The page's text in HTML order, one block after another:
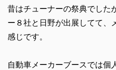
昔はチューナーの祭典でした
ー８社と日野が出展してて、
感じです。
自動車メーカーブースでは個